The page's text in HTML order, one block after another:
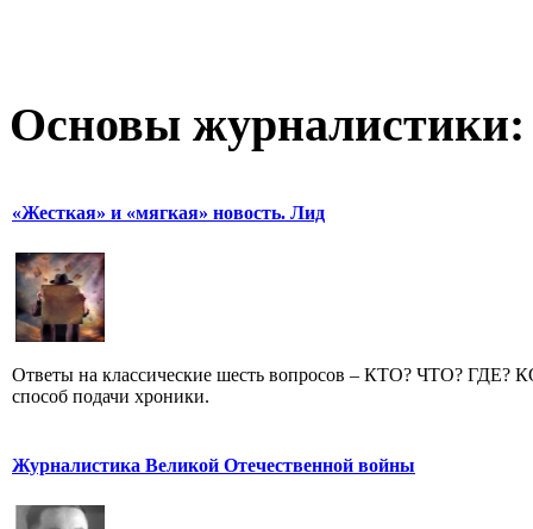
Основы журналистики:
«Жесткая» и «мягкая» новость. Лид
Ответы на классические шесть вопросов – КТО? ЧТО?
способ подачи хроники.
Журналистика Великой Отечественной войны